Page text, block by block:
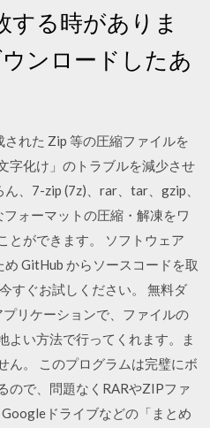
する時がありま
ンロードしたあ
れた Zip 等の圧縮ファイルを
字化け」のトラブルを減少させ
、7-zip (7z)、rar、tar、gzip、
ォーマットの圧縮・解凍をワ
とができます。 ソフトウェア
GitHub からソースコードを取
すぐお試しください。 無料ダ
リケーションで、ファイルの
よい方法で行ってくれます。ま
ん。 このプログラムは完璧にボ
ので、問題なくRARやZIPファ
ドライブなどの「まとめ